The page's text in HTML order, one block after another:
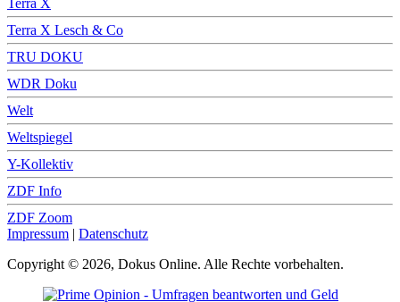
Terra X Lesch & Co
TRU DOKU
WDR Doku
Welt
Weltspiegel
Y-Kollektiv
ZDF Info
ZDF Zoom
Impressum | Datenschutz
Copyright © 2026, Dokus Online. Alle Rechte vorbehalten.